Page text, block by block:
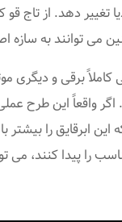
تغییر دهد. از
می توانند به
حرکت کند. اگر
ابرقایق را
می توانند این طرح را